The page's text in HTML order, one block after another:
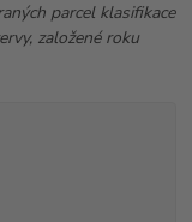
parcel klasifikace
založené roku